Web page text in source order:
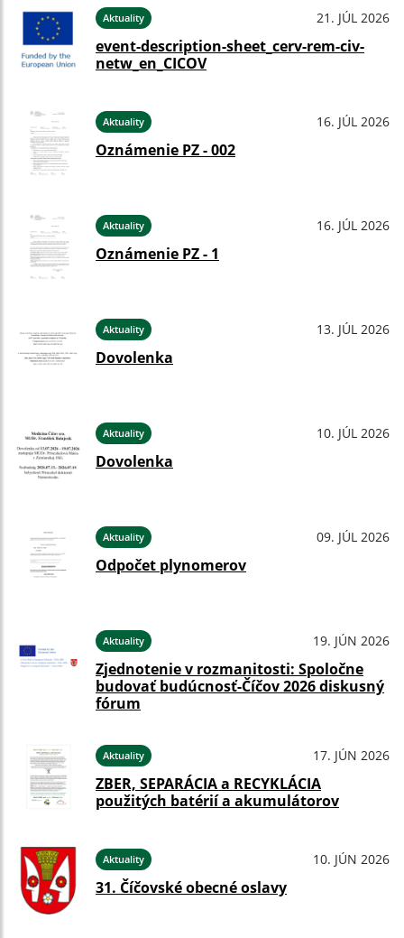
Aktuality 21. JÚL 2026
event-description-sheet_cerv-rem-civ-
netw_en_CICOV
Aktuality 16. JÚL 2026
Oznámenie PZ - 002
Aktuality 16. JÚL 2026
Oznámenie PZ - 1
Aktuality 13. JÚL 2026
Dovolenka
Aktuality 10. JÚL 2026
Dovolenka
Aktuality 09. JÚL 2026
Odpočet plynomerov
Aktuality 19. JÚN 2026
Zjednotenie v rozmanitosti: Spoločne
budovať budúcnosť-Číčov 2026 diskusný
fórum
Aktuality 17. JÚN 2026
ZBER, SEPARÁCIA a RECYKLÁCIA
použitých batérií a akumulátorov
Aktuality 10. JÚN 2026
31. Číčovské obecné oslavy